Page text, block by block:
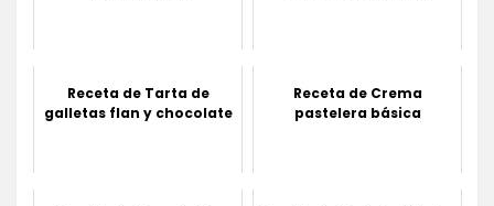
Receta de Tarta de
galletas flan y chocolate
Receta de Crema
pastelera básica